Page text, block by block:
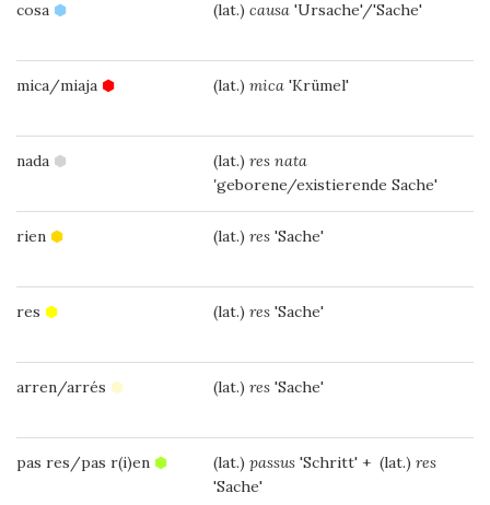
cosa ⬢ (lat.) causa 'Ursache'/'Sache'
mica/miaja ⬢ (lat.) mica 'Krümel'
nada ⬢ (lat.) res nata
'geborene/existierende Sache'
rien ⬢ (lat.) res 'Sache'
res ⬢ (lat.) res 'Sache'
arren/arrés ⬢ (lat.) res 'Sache'
pas res/pas r(i)en ⬢ (lat.) passus 'Schritt' + (lat.) res
'Sache'